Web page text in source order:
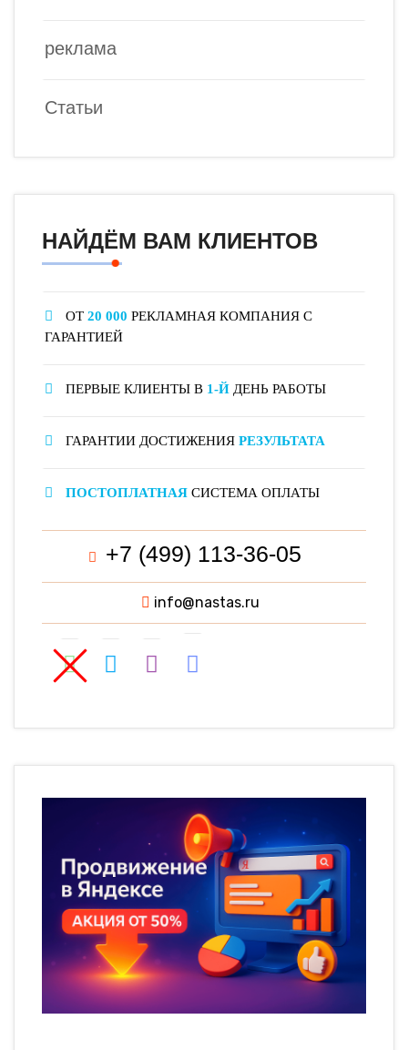
реклама
Статьи
НАЙДЁМ ВАМ КЛИЕНТОВ
ОТ 20 000 РЕКЛАМНАЯ КОМПАНИЯ С
ГАРАНТИЕЙ
ПЕРВЫЕ КЛИЕНТЫ В 1-Й ДЕНЬ РАБОТЫ
ГАРАНТИИ ДОСТИЖЕНИЯ РЕЗУЛЬТАТА
ПОСТОПЛАТНАЯ СИСТЕМА ОПЛАТЫ
+7 (499) 113-36-05
info@nastas.ru